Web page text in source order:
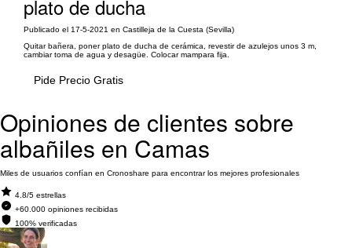
plato de ducha
Publicado el 17-5-2021 en Castilleja de la Cuesta (Sevilla)
Quitar bañera, poner plato de ducha de cerámica, revestir de azulejos unos 3 m,
cambiar toma de agua y desagüe. Colocar mampara fija.
Pide Precio Gratis
Opiniones de clientes sobre
albañiles en Camas
Miles de usuarios confían en Cronoshare para encontrar los mejores profesionales
4.8/5 estrellas
+60.000 opiniones recibidas
100% verificadas